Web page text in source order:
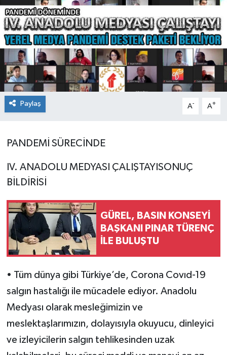
Paylaş A- A+
PANDEMİ SÜRECİNDE
IV. ANADOLU MEDYASI ÇALIŞTAYI SONUÇ
BİLDİRİSİ
GÜREL, BASIN KONSEYİ
BAŞKANI PINAR TÜRENÇ
İLE BULUŞTU
• Tüm dünya gibi Türkiye’de, Corona Covıd-19
salgın hastalığı ile mücadele ediyor. Anadolu
Medyası olarak mesleğimizin ve
meslektaşlarımızın, dolayısıyla okuyucu, dinleyici
ve izleyicilerin salgın tehlikesinden uzak
Konsorsiyum
PROJECTS
PROJELER
PROJELER İNGİLİZCE